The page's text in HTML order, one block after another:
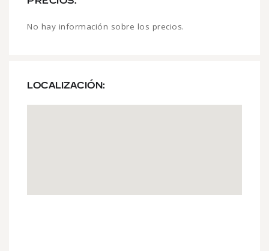
No hay información sobre los precios.
LOCALIZACIÓN: